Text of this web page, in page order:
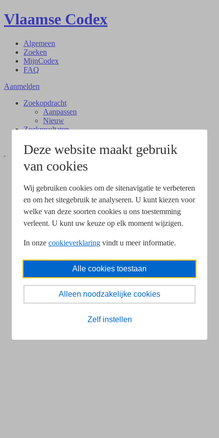
Deze website maakt gebruik
van cookies
Wij gebruiken cookies om de sitenavigatie te verbeteren
en om het sitegebruik te analyseren. U kunt kiezen voor
welke van deze soorten cookies u ons toestemming
verleent. U kunt uw keuze op elk moment wijzigen.
In onze cookieverklaring vindt u meer informatie.
Alle cookies toestaan
Alleen noodzakelijke cookies
Zelf instellen
Vlaamse Codex
Algemeen
Zoeken
MijnCodex
FAQ
Aanmelden
Zoekopdracht
Aanpassen
Nieuw
Zoekresultaten